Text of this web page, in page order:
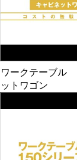
ワークテーブル
ットワゴン